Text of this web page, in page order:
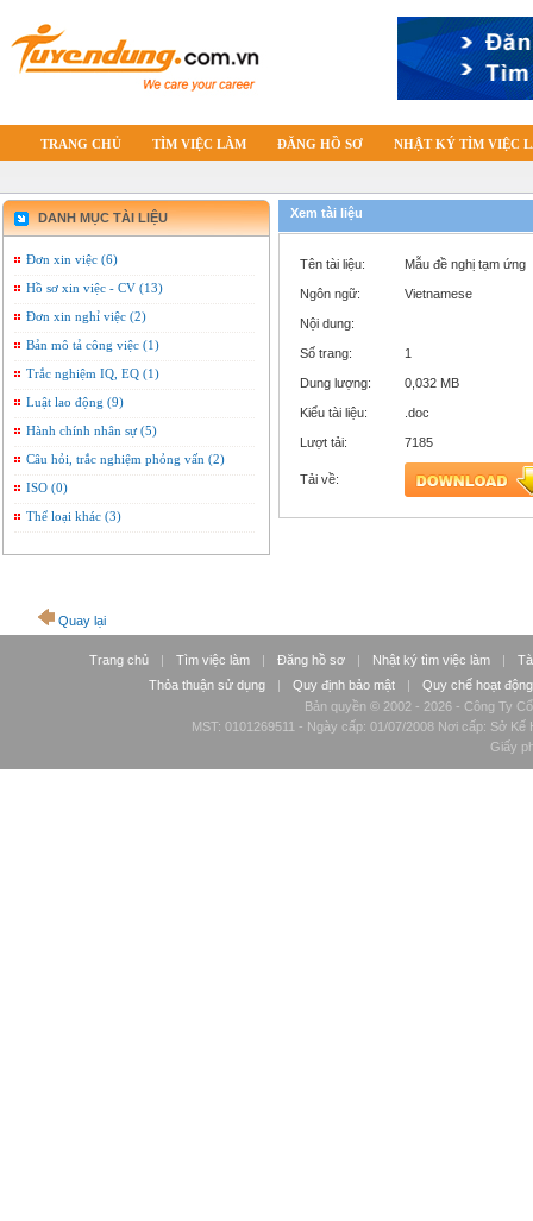
TRANG CHỦ TÌM VIỆC LÀM ĐĂNG HỒ SƠ NHẬT KÝ TÌM VIỆC
DANH MỤC TÀI LIỆU
Đơn xin việc (6)
Hồ sơ xin việc - CV (13)
Đơn xin nghỉ việc (2)
Bản mô tả công việc (1)
Trắc nghiệm IQ, EQ (1)
Luật lao động (9)
Hành chính nhân sự (5)
Câu hỏi, trắc nghiệm phỏng vấn (2)
ISO (0)
Thể loại khác (3)
Xem tài liệu
Tên tài liệu: Mẫu đề nghị tạm ứng
Ngôn ngữ: Vietnamese
Nội dung:
Số trang: 1
Dung lượng: 0,032 MB
Kiểu tài liệu: .doc
Lượt tải: 7185
Tải về:
Quay lại
Trang chủ | Tìm việc làm | Đăng hồ sơ | Nhật ký tìm việc làm |
Thỏa thuận sử dụng
| Quy định bảo mật |
Quy chế hoạt động
Bản quyền © 2002 - 2026 - Công Ty
MST: 0101269511 - Ngày cấp: 01/07/2008 Nơi cấp: Sở
Giấy